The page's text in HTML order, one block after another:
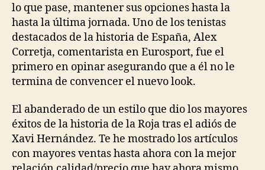
lo que pase, mantener sus opciones hasta la
hasta la última jornada. Uno de los tenistas
destacados de la historia de España, Alex
Corretja, comentarista en Eurosport, fue el
primero en opinar asegurando que a él no le
termina de convencer el nuevo look.
El abanderado de un estilo que dio los mayores
éxitos de la historia de la Roja tras el adiós de
Xavi Hernández. Te he mostrado los artículos
con mayores ventas hasta ahora con la mejor